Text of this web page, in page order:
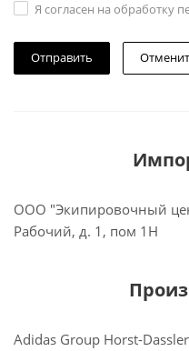
Я согласен на обработку
ООО "Экипировочный
Рабочий, д. 1, пом 1Н
Adidas Group Horst-